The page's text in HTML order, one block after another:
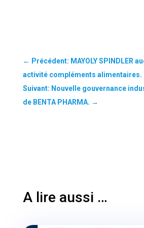
← Précédent: MAYOLY SPINDLER
activité compléments alimentaires.
Suivant: Nouvelle gouvernance
de BENTA PHARMA. →
A lire aussi …